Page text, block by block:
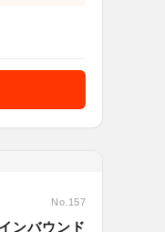
No.157
ンバウンド